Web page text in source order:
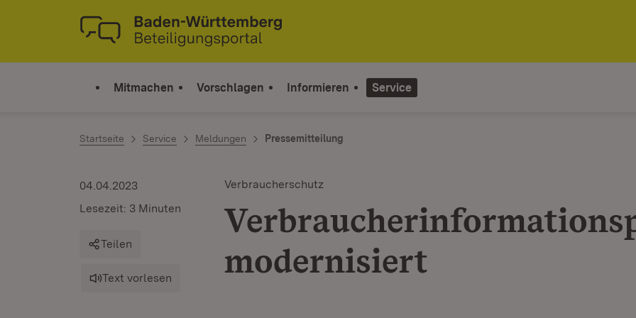
Zum Inhalt springen
Link zur Startseite
Mitmachen Vorschlagen Informieren Service
Startseite Service Meldungen Pressemitteilung
Verbraucherschutz
modernisiert
04.04.2023
Lesezeit: 3 Minuten
Teilen
Text vorlesen